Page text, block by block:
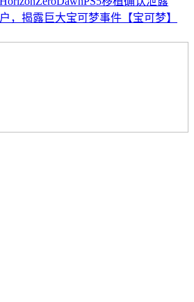
，揭露巨大宝可梦事件【宝可梦】